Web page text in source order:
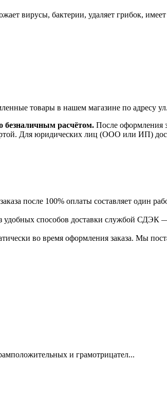
вирусы, бактерии, удаляет грибок,
товары в нашем магазине по адресу
безналичным расчётом. После оформления
Для юридических лиц (ООО или ИП)
после 100% оплаты составляет один
удобных способов доставки службой
во время оформления заказа. Мы
и грамотрицател...